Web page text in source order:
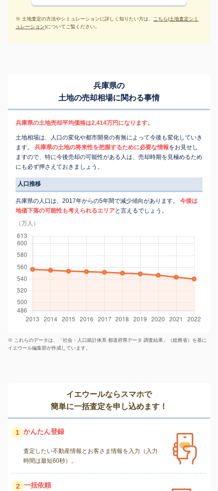
※ 土地査定の方法やシミュレーションに詳しく知りたい方は、 こちら(土地査定シミ
ュレーション)についてご覧ください。
兵庫県の
土地の売却相場に関わる事情
兵庫県の土地売却平均価格は2,414万円になります。
土地相場は、人口の変化や都市開発の有無によって今後も変化していき
ます。
兵庫県の土地の将来性を把握するために必要な情報をお見せし
ますので、特に今後売却の可能性がある人は、売却時期を見極めるため
にも必ず押さえておきましょう。
人口推移
兵庫県の人口は、2017年からの5年間で減少傾向があります。
今後は
地価下落の可能性も考えられるエリアと言えるでしょう。
（万人）
※ これらのデータは、「社会・人口統計体系 都道府県データ 調査結果」（総務省）を基に
イエウール編集部が作成しています。
イエウールならスマホで
簡単に一括査定を申し込めます！
1 かんたん登録
査定したい不動産情報とお客さま情報を入力（入力
時間は最短60秒）。
2 一括依頼